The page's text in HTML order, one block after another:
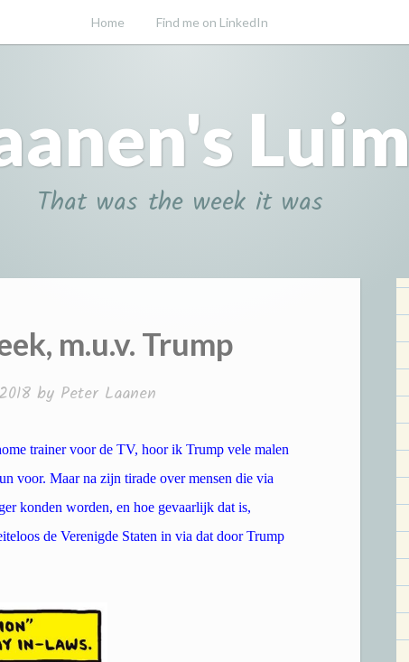
Home Find me on LinkedIn
Luim
That was the week it was
m.u.v. Trump
by Peter Laanen
trainer voor de TV, hoor ik Trump vele malen
voor. Maar na zijn tirade over mensen die via
konden worden, en hoe gevaarlijk dat is,
de Verenigde Staten in via dat door Trump